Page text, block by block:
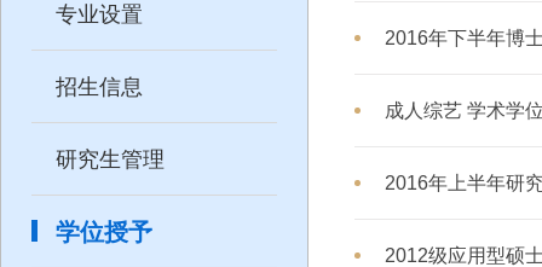
专业设置
招生信息
研究生管理
学位授予
2016年下半年博
成人综艺 学术学
2016年上半年研
2012级应用型硕